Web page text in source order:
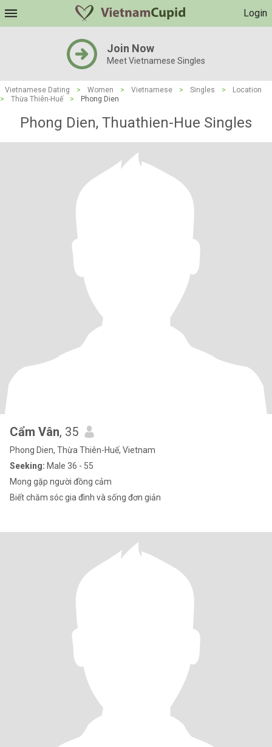
Login
Join Now
Meet Vietnamese Singles
Vietnamese Dating > Women > Vietnamese > Singles >
Location
>
Thừa Thiên-Huế > Phong Dien
Phong Dien, Thuathien-Hue Singles
Cẩm Vân, 35
Phong Dien, Thừa Thiên-Huế, Vietnam
Seeking: Male 36 - 55
Mong gặp người đồng cảm
Biết chăm sóc gia đình và sống đơn giản